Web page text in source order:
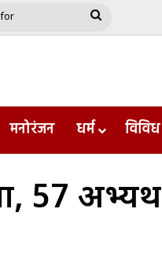
Search
मनोरंजन धर्म विविध
57 अभ्यर्थी